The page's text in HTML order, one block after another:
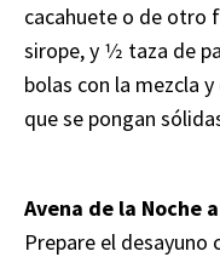
cacahuete o de otro
sirope, y 1⁄2 taza de
bolas con la mezcla
que se pongan
Avena de la Noche
Prepare el desayuno